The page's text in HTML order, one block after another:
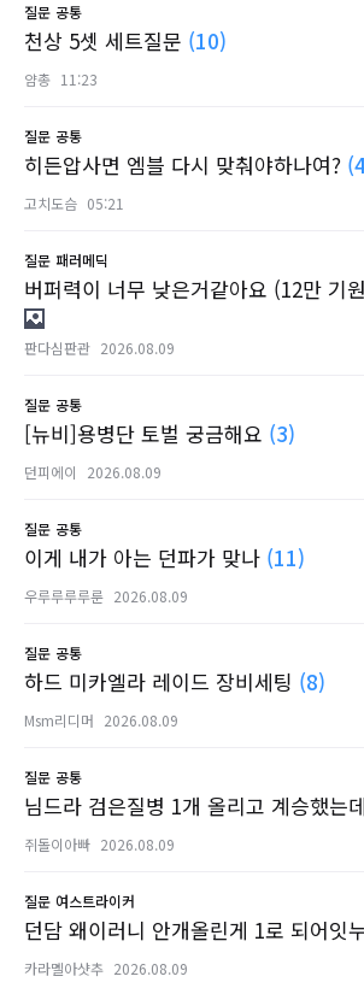
질문 공통
천상 5셋 세트질문 (10)
얌총 11:23
질문 공통
히든압사면 엠블 다시 맞춰야하나여?
고치도슴 05:21
질문 패러메딕
버퍼력이 너무 낮은거같아요 (12만 기
판다심판관 2026.08.09
질문 공통
[뉴비]용병단 토벌 궁금해요 (3)
던피에이 2026.08.09
질문 공통
이게 내가 아는 던파가 맞나 (11)
우루루루루룬 2026.08.09
질문 공통
하드 미카엘라 레이드 장비세팅 (8)
Msm리디머 2026.08.09
질문 공통
님드라 검은질병 1개 올리고 계승했는
쥐돌이아빠 2026.08.09
질문 여스트라이커
던담 왜이러니 안개올린게 1로 되어잇
카라멜아샷추 2026.08.09